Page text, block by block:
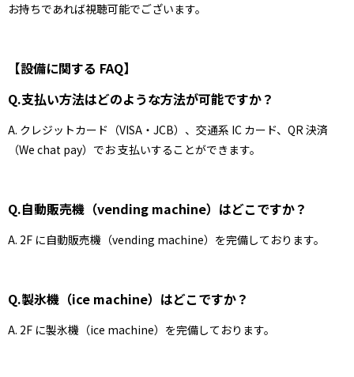
お持ちであれば視聴可能でございます。
【設備に関する FAQ】
Q.支払い方法はどのような方法が可能ですか？
A. クレジットカード（VISA・JCB）、交通系 IC カード、QR 決済
（We chat pay）でお 支払いすることができます。
Q.自動販売機（vending machine）はどこですか？
A. 2F に自動販売機（vending machine）を完備しております。
Q.製氷機（ice machine）はどこですか？
A. 2F に製氷機（ice machine）を完備しております。